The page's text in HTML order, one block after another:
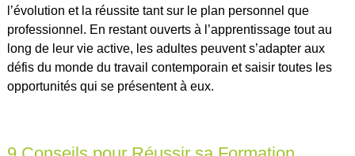
l’évolution et la réussite tant sur le plan personnel que
professionnel. En restant ouverts à l’apprentissage tout au
long de leur vie active, les adultes peuvent s’adapter aux
défis du monde du travail contemporain et saisir toutes les
opportunités qui se présentent à eux.